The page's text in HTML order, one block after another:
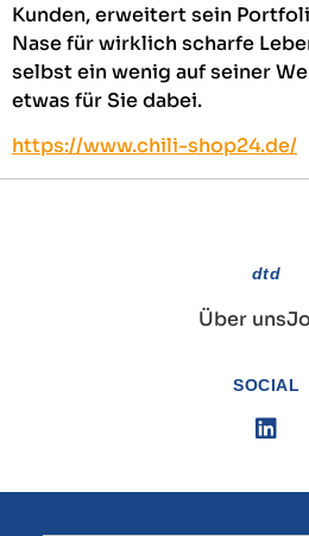
Kunden, erweitert sein
Nase für wirklich scharfe
selbst ein wenig auf seiner
etwas für Sie dabei.
https://www.chili-shop24.de/
dtd
Über uns
SOCIAL